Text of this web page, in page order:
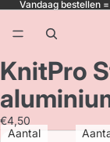
Vandaag bestellen
KnitPro
€4,50
Aantal